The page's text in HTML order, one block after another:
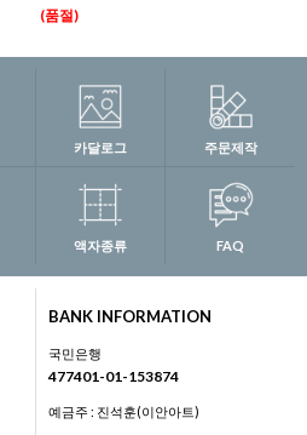
(품절)
카달로그 주문제작
액자종류 FAQ
BANK INFORMATION
국민은행
477401-01-153874
예금주 : 진석훈(이안아트)